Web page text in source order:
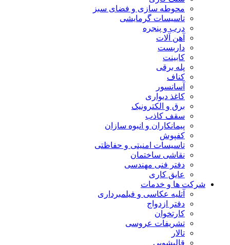
محوطه سازی و فضای سبز
تاسیسات گرمایشی
درب و پنجره
آهن آلات
داربست
کابینت
پله برقی
کناف
آسانسور
کاغذ دیواری
برق و الکترونیک
سقف کاذب
پیمانکاران و انبوه سازان
کفپوش
تاسیسات امنیتی و حفاظتی
نقاشی ساختمان
دفتر فنی مهندسی
عایق کاری
شرکت ها و خدمات
آتلیه عکاسی و فیلمبرداری
دفتر ازدواج
کارتخوان
تشریفات عروسی
تالار
قالیشویی